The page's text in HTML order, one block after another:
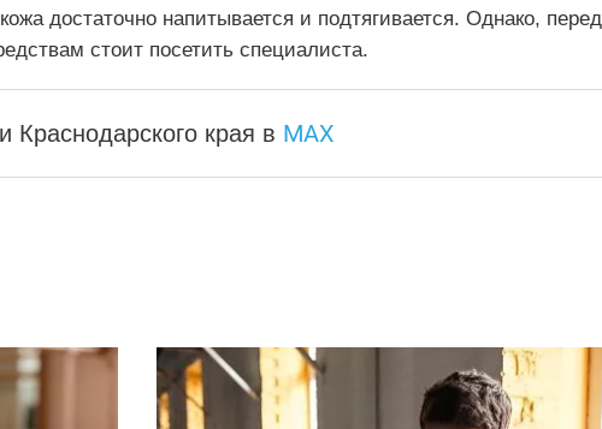
достаточно напитывается и подтягивается. Однако, перед
стоит посетить специалиста.
Краснодарского края в MAX